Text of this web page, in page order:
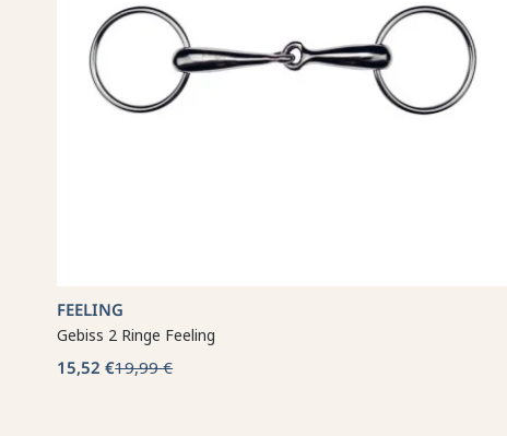
FEELING
Gebiss 2 Ringe Feeling
15,52 €19,99 €